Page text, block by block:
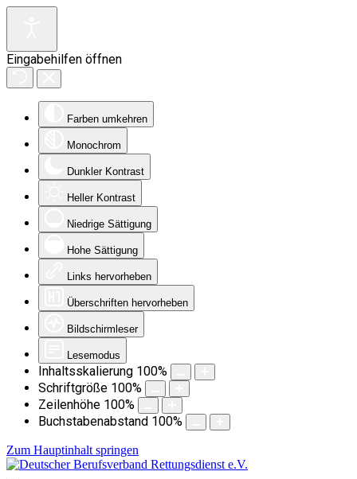
Eingabehilfen öffnen
Farben umkehren
Monochrom
Dunkler Kontrast
Heller Kontrast
Niedrige Sättigung
Hohe Sättigung
Links hervorheben
Überschriften hervorheben
Bildschirmleser
Lesemodus
Inhaltsskalierung 100%
Schriftgröße 100%
Zeilenhöhe 100%
Buchstabenabstand 100%
Zum Hauptinhalt springen